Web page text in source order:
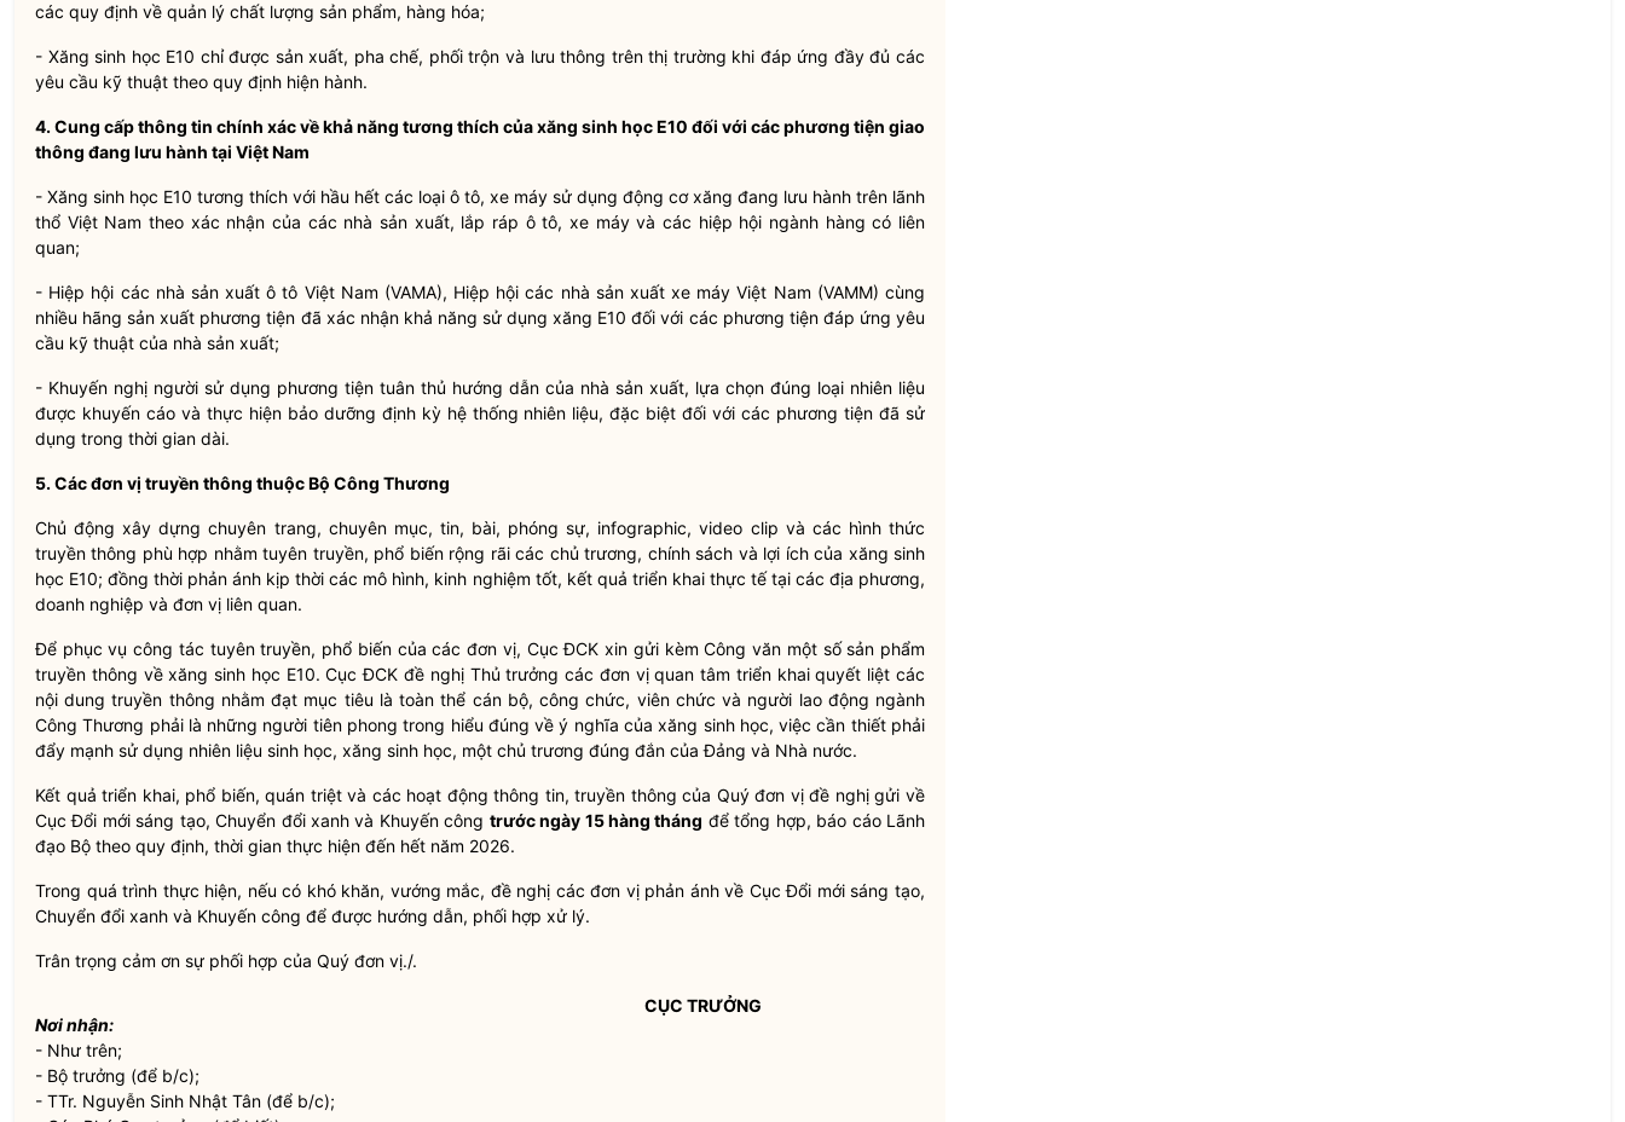
các quy định về quản lý chất lượng sản phẩm, hàng hóa;
- Xăng sinh học E10 chỉ được sản xuất, pha chế, phối trộn và lưu thông trên thị trường khi đáp ứng đầy đủ các
yêu cầu kỹ thuật theo quy định hiện hành.
4. Cung cấp thông tin chính xác về khả năng tương thích của xăng sinh học E10 đối với các phương tiện giao
thông đang lưu hành tại Việt Nam
- Xăng sinh học E10 tương thích với hầu hết các loại ô tô, xe máy sử dụng động cơ xăng đang lưu hành trên lãnh
thổ Việt Nam theo xác nhận của các nhà sản xuất, lắp ráp ô tô, xe máy và các hiệp hội ngành hàng có liên
quan;
- Hiệp hội các nhà sản xuất ô tô Việt Nam (VAMA), Hiệp hội các nhà sản xuất xe máy Việt Nam (VAMM) cùng
nhiều hãng sản xuất phương tiện đã xác nhận khả năng sử dụng xăng E10 đối với các phương tiện đáp ứng yêu
cầu kỹ thuật của nhà sản xuất;
- Khuyến nghị người sử dụng phương tiện tuân thủ hướng dẫn của nhà sản xuất, lựa chọn đúng loại nhiên liệu
được khuyến cáo và thực hiện bảo dưỡng định kỳ hệ thống nhiên liệu, đặc biệt đối với các phương tiện đã sử
dụng trong thời gian dài.
5. Các đơn vị truyền thông thuộc Bộ Công Thương
Chủ động xây dựng chuyên trang, chuyên mục, tin, bài, phóng sự, infographic, video clip và các hình thức
truyền thông phù hợp nhằm tuyên truyền, phổ biến rộng rãi các chủ trương, chính sách và lợi ích của xăng sinh
học E10; đồng thời phản ánh kịp thời các mô hình, kinh nghiệm tốt, kết quả triển khai thực tế tại các địa phương,
doanh nghiệp và đơn vị liên quan.
Để phục vụcông tác tuyên truyền, phổ biến của các đơn vị, Cục ĐCK xin gửi kèm Công văn một số sản phẩm
truyền thông về xăng sinh học E10. Cục ĐCK đề nghị Thủ trưởng các đơn vị quan tâm triển khai quyết liệt các
nội dung truyền thông nhằm đạt mục tiêu là toàn thể cán bộ, công chức, viên chức và người lao động ngành
Công Thương phải là những người tiên phong trong hiểu đúng về ý nghĩa của xăng sinh học, việc cần thiết phải
đẩy mạnh sử dụng nhiên liệu sinh học, xăng sinh học, một chủ trương đúng đắn của Đảng và Nhà nước.
Kết quả triển khai, phổ biến, quán triệt và các hoạt động thông tin, truyền thông của Quý đơn vị đề nghị gửi về
Cục Đổi mới sáng tạo, Chuyển đổi xanh và Khuyến công trước ngày 15 hàng tháng để tổng hợp, báo cáo Lãnh
đạo Bộ theo quy định, thời gian thực hiện đến hết năm 2026.
Trong quá trình thực hiện, nếu có khó khăn, vướng mắc, đề nghị các đơn vị phản ánh về Cục Đổi mới sáng tạo,
Chuyển đổi xanh và Khuyến công để được hướng dẫn, phối hợp xử lý.
Trân trọng cảm ơn sự phối hợp của Quý đơn vị./.
Nơi nhận:
- Như trên;
- Bộ trưởng (để b/c);
- TTr. Nguyễn Sinh Nhật Tân (để b/c);
CỤC TRƯỞNG